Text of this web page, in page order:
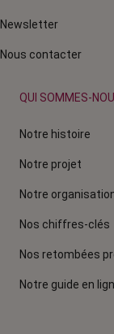
Newsletter
Nous contacter
QUI SOMMES-
Notre histoire
Notre projet
Notre
Nos chiffres-clés
Nos retombées
Notre guide en